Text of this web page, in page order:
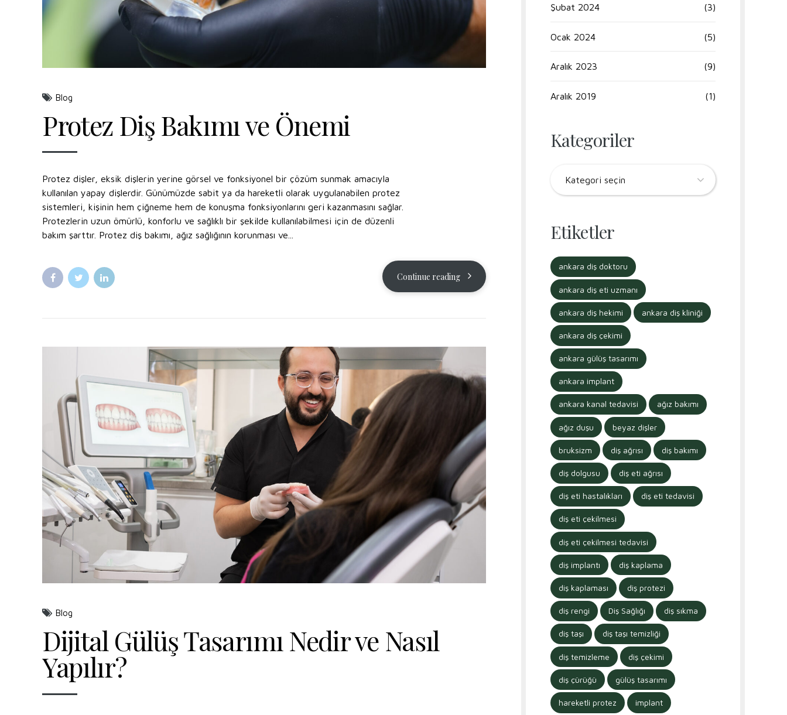
Blog
Protez Diş Bakımı ve Önemi
Protez dişler, eksik dişlerin yerine görsel ve fonksiyonel bir çözüm sunmak amacıyla
kullanılan yapay dişlerdir. Günümüzde sabit ya da hareketli olarak uygulanabilen protez
sistemleri, kişinin hem çiğneme hem de konuşma fonksiyonlarını geri kazanmasını sağlar.
Protezlerin uzun ömürlü, konforlu ve sağlıklı bir şekilde kullanılabilmesi için de düzenli
bakım şarttır. Protez diş bakımı, ağız sağlığının korunması ve...
Continue reading
Blog
Dijital Gülüş Tasarımı Nedir ve Nasıl
Yapılır?
Şubat 2024 (3)
Ocak 2024 (5)
Aralık 2023 (9)
Aralık 2019 (1)
Kategoriler
Kategori seçin
Etiketler
ankara diş doktoru
ankara diş eti uzmanı
ankara diş hekimi ankara diş kliniği
ankara diş çekimi
ankara gülüş tasarımı
ankara implant
ankara kanal tedavisi ağız bakımı
ağız duşu beyaz dişler
bruksizm diş ağrısı diş bakımı
diş dolgusu diş eti ağrısı
diş eti hastalıkları diş eti tedavisi
diş eti çekilmesi
diş eti çekilmesi tedavisi
diş implantı diş kaplama
diş kaplaması diş protezi
diş rengi Diş Sağlığı diş sıkma
diş taşı diş taşı temizliği
diş temizleme diş çekimi
diş çürüğü gülüş tasarımı
hareketli protez implant